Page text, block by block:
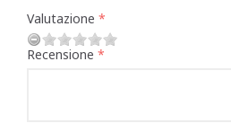
Valutazione
Recensione